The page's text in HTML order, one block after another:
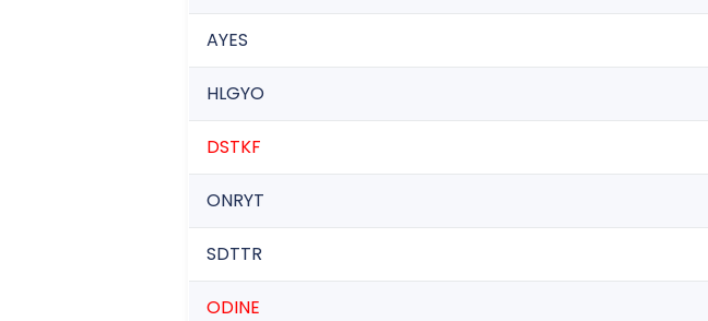
AYES
HLGYO
DSTKF
ONRYT
SDTTR
ODINE